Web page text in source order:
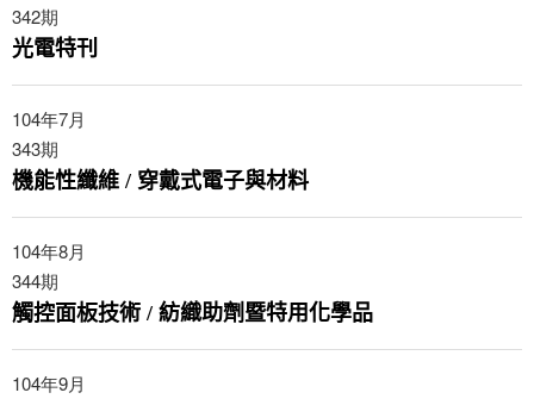
342期
光電特刊
104年7月
343期
機能性纖維 / 穿戴式電子與材料
104年8月
344期
觸控面板技術 / 紡織助劑暨特用化學品
104年9月